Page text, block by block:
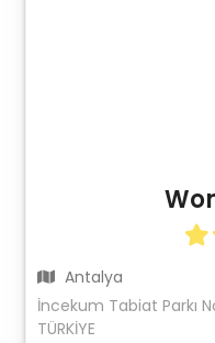
Antalya
İncekum Tabiat Parkı
TÜRKİYE